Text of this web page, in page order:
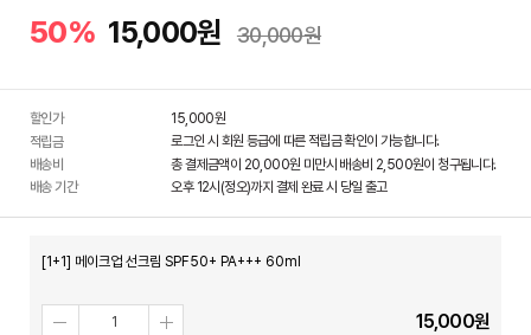
50% 15,000원 30,000원
할인가 15,000원
적립금
로그인 시 회원 등급에 따른 적립금 확인이 가능합니다.
배송비
총 결제금액이 20,000원 미만시 배송비 2,500원이 청구됩니다.
배송 기간
오후 12시(정오)까지 결제 완료 시 당일 출고
[1+1] 메이크업 선크림 SPF50+ PA+++ 60ml
15,000원